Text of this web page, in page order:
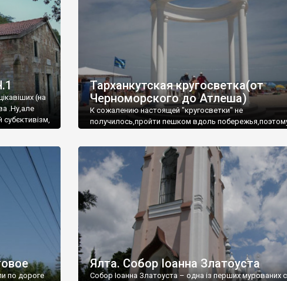
(на
.Ну,але
Тарханкутская кругосветка(от
Черноморского до Атлеша)
К сожалению настоящей "кругосветки" не
получилось,пройти пешком вдоль
по дороге
Ялта. Собор Іоанна Златоуста
Собор Іоанна Златоуста – одна із перших мурованих